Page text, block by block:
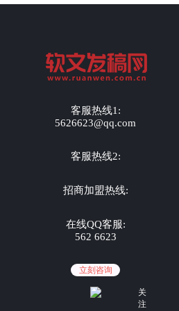
客服热线1:
5626623@qq.com
客服热线2:
招商加盟热线:
在线QQ客服:
562 6623
立刻咨询
关
注